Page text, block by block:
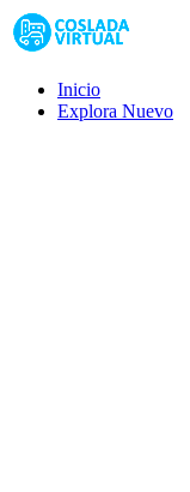
Inicio
Explora Nuevo